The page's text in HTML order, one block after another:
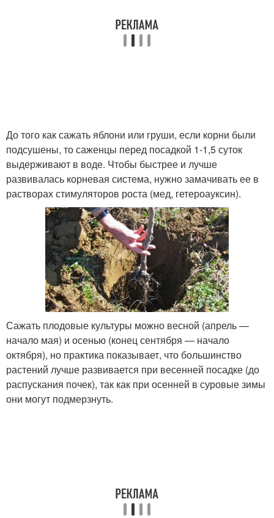
До того как сажать яблони или груши, если корни были
подсушены, то саженцы перед посадкой 1-1,5 суток
выдерживают в воде. Чтобы быстрее и лучше
развивалась корневая система, нужно замачивать ее в
растворах стимуляторов роста (мед, гетероауксин).
Сажать плодовые культуры можно весной (апрель —
начало мая) и осенью (конец сентября — начало
октября), но практика показывает, что большинство
растений лучше развивается при весенней посадке (до
распускания почек), так как при осенней в суровые зимы
они могут подмерзнуть.